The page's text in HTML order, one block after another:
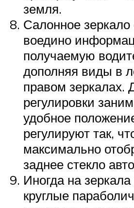
земля.
Салонное зеркало
воедино
получаемую
дополняя виды в
правом зеркалах.
регулировки
удобное
регулируют так,
максимально
заднее стекло
Иногда на
круглые